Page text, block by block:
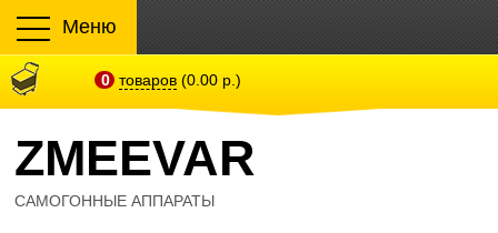
Меню
0 товаров (0.00 р.)
ZMEEVAR
САМОГОННЫЕ АППАРАТЫ